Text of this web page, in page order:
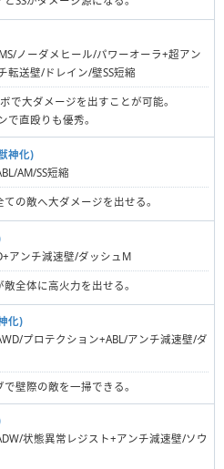
ノーダメヒール/パワーオーラ+超アン
転送壁/ドレイン/壁SS短縮
で大ダメージを出すことが可能。
で直殴りも優秀。
神化)
AM/SS短縮
の敵へ大ダメージを出せる。
アンチ減速壁/ダッシュM
全体に高火力を出せる。
化)
プロテクション+ABL/アンチ減速壁/ダ
壁際の敵を一掃できる。
状態異常レジスト+アンチ減速壁/ソウ